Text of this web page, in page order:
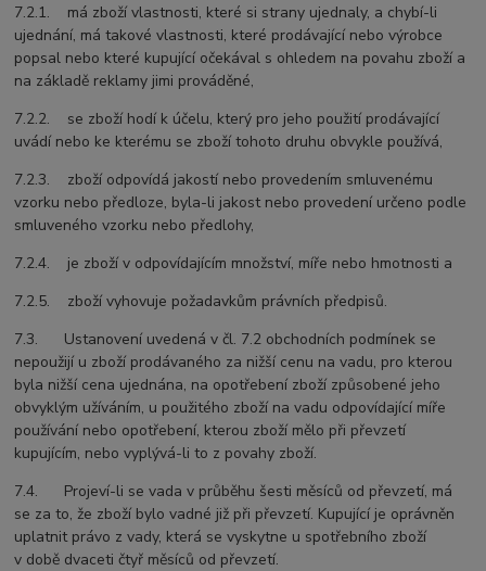
7.2.1. má zboží vlastnosti, které si strany ujednaly, a chybí-li
ujednání, má takové vlastnosti, které prodávající nebo výrobce
popsal nebo které kupující očekával s ohledem na povahu zboží a
na základě reklamy jimi prováděné,
7.2.2. se zboží hodí k účelu, který pro jeho použití prodávající
uvádí nebo ke kterému se zboží tohoto druhu obvykle používá,
7.2.3. zboží odpovídá jakostí nebo provedením smluvenému
vzorku nebo předloze, byla-li jakost nebo provedení určeno podle
smluveného vzorku nebo předlohy,
7.2.4. je zboží v odpovídajícím množství, míře nebo hmotnosti a
7.2.5. zboží vyhovuje požadavkům právních předpisů.
7.3. Ustanovení uvedená v čl. 7.2 obchodních podmínek se
nepoužijí u zboží prodávaného za nižší cenu na vadu, pro kterou
byla nižší cena ujednána, na opotřebení zboží způsobené jeho
obvyklým užíváním, u použitého zboží na vadu odpovídající míře
používání nebo opotřebení, kterou zboží mělo při převzetí
kupujícím, nebo vyplývá-li to z povahy zboží.
7.4. Projeví-li se vada v průběhu šesti měsíců od převzetí, má
se za to, že zboží bylo vadné již při převzetí. Kupující je oprávněn
uplatnit právo z vady, která se vyskytne u spotřebního zboží
v době dvaceti čtyř měsíců od převzetí.